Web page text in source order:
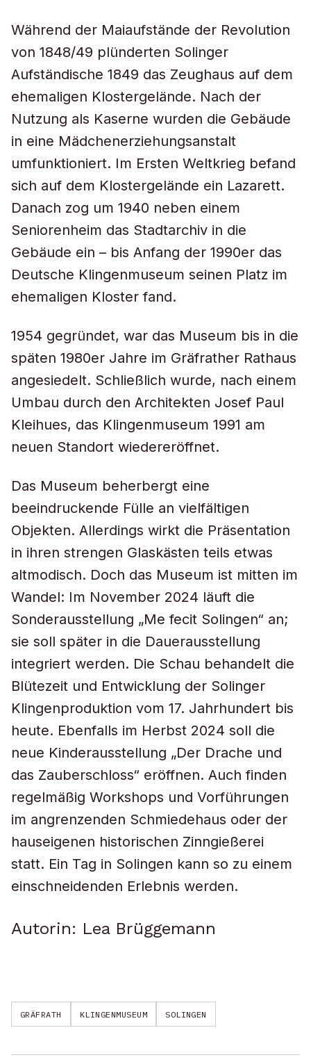
Während der Maiaufstände der Revolution
von 1848/49 plünderten Solinger
Aufständische 1849 das Zeughaus auf dem
ehemaligen Klostergelände. Nach der
Nutzung als Kaserne wurden die Gebäude
in eine Mädchenerziehungsanstalt
umfunktioniert. Im Ersten Weltkrieg befand
sich auf dem Klostergelände ein Lazarett.
Danach zog um 1940 neben einem
Seniorenheim das Stadtarchiv in die
Gebäude ein – bis Anfang der 1990er das
Deutsche Klingenmuseum seinen Platz im
ehemaligen Kloster fand.
1954 gegründet, war das Museum bis in die
späten 1980er Jahre im Gräfrather Rathaus
angesiedelt. Schließlich wurde, nach einem
Umbau durch den Architekten Josef Paul
Kleihues, das Klingenmuseum 1991 am
neuen Standort wiedereröffnet.
Das Museum beherbergt eine
beeindruckende Fülle an vielfältigen
Objekten. Allerdings wirkt die Präsentation
in ihren strengen Glaskästen teils etwas
altmodisch. Doch das Museum ist mitten im
Wandel: Im November 2024 läuft die
Sonderausstellung „Me fecit Solingen“ an;
sie soll später in die Dauerausstellung
integriert werden. Die Schau behandelt die
Blütezeit und Entwicklung der Solinger
Klingenproduktion vom 17. Jahrhundert bis
heute. Ebenfalls im Herbst 2024 soll die
neue Kinderausstellung „Der Drache und
das Zauberschloss“ eröffnen. Auch finden
regelmäßig Workshops und Vorführungen
im angrenzenden Schmiedehaus oder der
hauseigenen historischen Zinngießerei
statt. Ein Tag in Solingen kann so zu einem
einschneidenden Erlebnis werden.
Autorin: Lea Brüggemann
GRÄFRATH KLINGENMUSEUM SOLINGEN